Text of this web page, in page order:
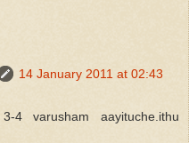
14 January 2011 at 02:43
varusham aayituche.ithu